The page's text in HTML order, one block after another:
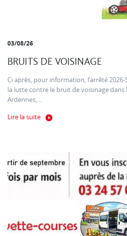
03/08/26
BRUITS DE VOISINAGE
Ci après, pour information, l’arrêté
la lutte contre le bruit de voisinage
Ardennes,...
Lire la suite